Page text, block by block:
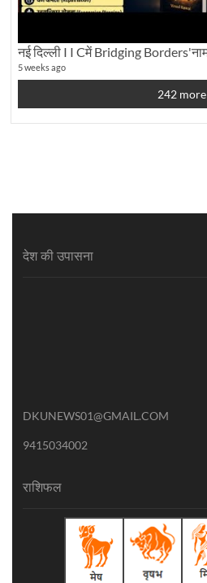
5 weeks ago
242 more
देश की उपासना
DKUNEWS01@GMAIL.COM
9415034002
राशिफल